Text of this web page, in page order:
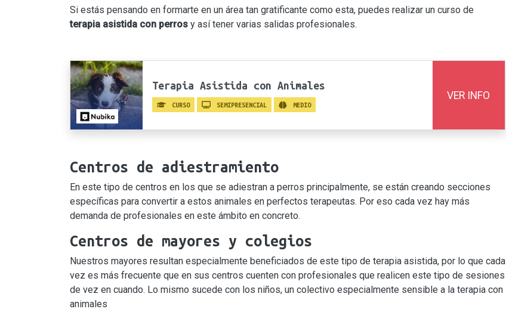
Si estás pensando en formarte en un área tan gratificante como esta, puedes realizar un curso de
terapia asistida con perros y así tener varias salidas profesionales.
Terapia Asistida con Animales
CURSO SEMIPRESENCIAL MEDIO
VER INFO
Centros de adiestramiento
En este tipo de centros en los que se adiestran a perros principalmente, se están creando secciones
específicas para convertir a estos animales en perfectos terapeutas. Por eso cada vez hay más
demanda de profesionales en este ámbito en concreto.
Centros de mayores y colegios
Nuestros mayores resultan especialmente beneficiados de este tipo de terapia asistida, por lo que cada
vez es más frecuente que en sus centros cuenten con profesionales que realicen este tipo de sesiones
de vez en cuando. Lo mismo sucede con los niños, un colectivo especialmente sensible a la terapia con
animales